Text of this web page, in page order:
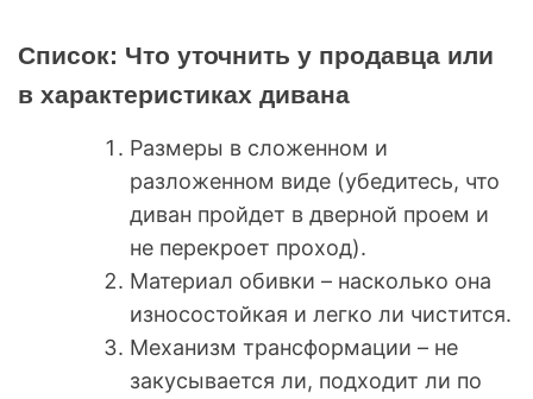
Список: Что уточнить у продавца или
в характеристиках дивана
Размеры в сложенном и
разложенном виде (убедитесь, что
диван пройдет в дверной проем и
не перекроет проход).
Материал обивки – насколько она
износостойкая и легко ли чистится.
Механизм трансформации – не
закусывается ли, подходит ли по